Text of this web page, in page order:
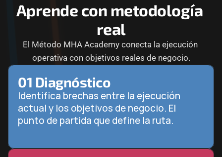
Aprende con metodología
real
El Método MHA Academy conecta la ejecución
operativa con objetivos reales de negocio.
01 Diagnóstico
Identifica brechas entre la ejecución
actual y los objetivos de negocio. El
punto de partida que define la ruta.